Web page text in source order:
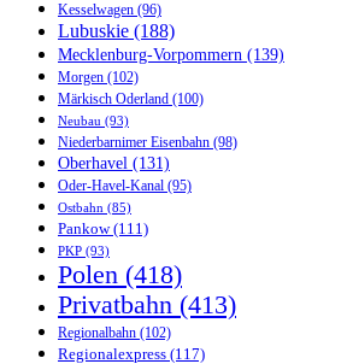
Kesselwagen (96)
Lubuskie (188)
Mecklenburg-Vorpommern (139)
Morgen (102)
Märkisch Oderland (100)
Neubau (93)
Niederbarnimer Eisenbahn (98)
Oberhavel (131)
Oder-Havel-Kanal (95)
Ostbahn (85)
Pankow(111)
PKP (93)
Polen (418)
Privatbahn (413)
Regionalbahn (102)
Regionalexpress (117)